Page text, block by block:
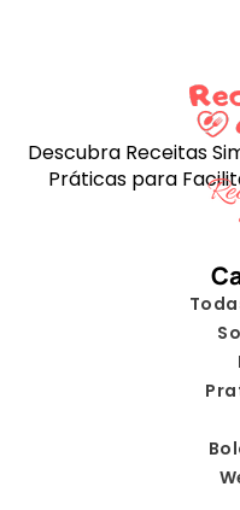
Descubra Receitas
Práticas para